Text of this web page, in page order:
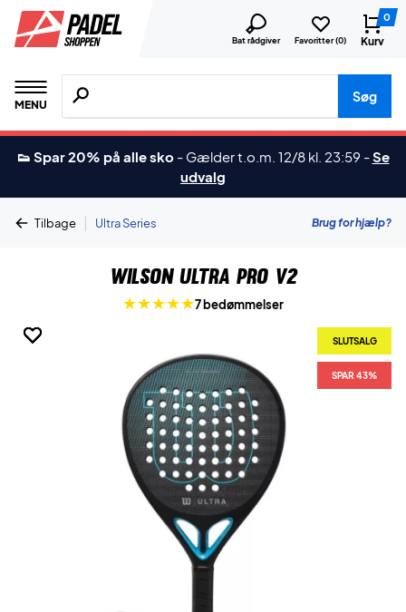
Bat rådgiver Favoritter (0)
0
Kurv
MENU
Søg efter produkter, mærker etc.
Søg
👟 Spar 20% på alle sko - Gælder t.o.m. 12/8 kl. 23:59 -Se
udvalg
Tilbage | Ultra Series Brug for hjælp?
Wilson Ultra Pro V2
7 bedømmelser
SLUTSALG
SPAR 43%
SLUTSALG
SPAR 43%
SLUTSALG
SPAR 43%
SLUTSALG
SPAR 43%
SLUTSALG
SPAR 43%
SLUTSALG
SPAR 43%